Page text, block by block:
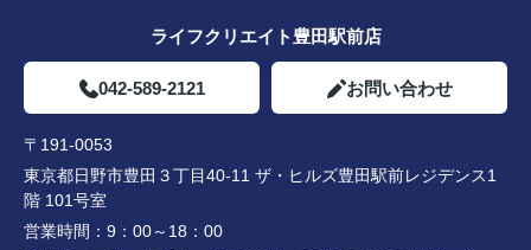
ライフクリエイト豊田駅前店
042-589-2121 お問い合わせ
〒191-0053
東京都日野市豊田３丁目40-11 ザ・ヒルズ豊田駅前レジデンス1
階 101号室
営業時間： 9：00～18：00